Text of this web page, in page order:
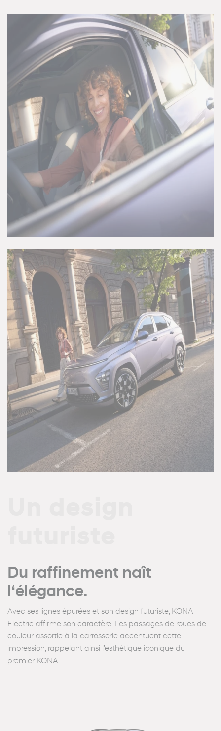
Du raffinement naît
l‘élégance.
Avec ses lignes épurées et son design futuriste, KONA
Electric affirme son caractère. Les passages de roues de
couleur assortie à la carrosserie accentuent cette
impression, rappelant ainsi l'esthétique iconique du
premier KONA.